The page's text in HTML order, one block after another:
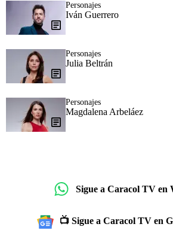
Personajes
Iván Guerrero
Personajes
Julia Beltrán
Personajes
Magdalena Arbeláez
Sigue a Caracol TV en
📺 Sigue a Caracol TV en